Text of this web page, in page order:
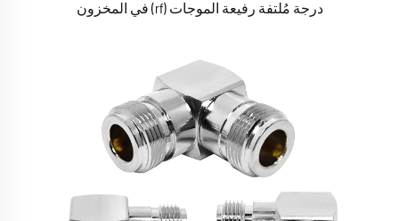
درجة مُلتفة رفيعة الموجات (rf) في المخزون